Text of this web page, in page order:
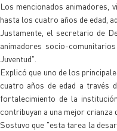
Los mencionados animadores,
hasta los cuatro años de edad,
Justamente, el secretario de
animadores socio-
Juventud".
Explicó que uno de los
cuatro años de edad a través
fortalecimiento de la
contribuyan a una mejor crianza
Sostuvo que "esta tarea la